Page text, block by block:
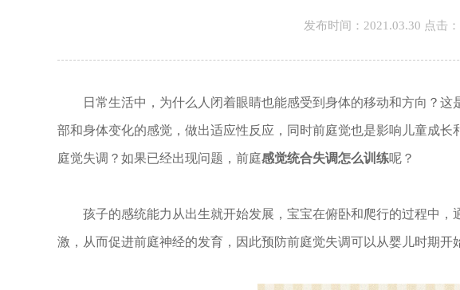
发布时间：2021.03.30 点击
日常生活中，为什么人闭着眼睛也能感受到身体的移动和方向？这
部和身体变化的感觉，做出适应性反应，同时前庭觉也是影响儿童成
庭觉失调？如果已经出现问题，前庭感觉统合失调怎么训练呢？
孩子的感统能力从出生就开始发展，宝宝在俯卧和爬行的过程中，
激，从而促进前庭神经的发育，因此预防前庭觉失调可以从婴儿时期开